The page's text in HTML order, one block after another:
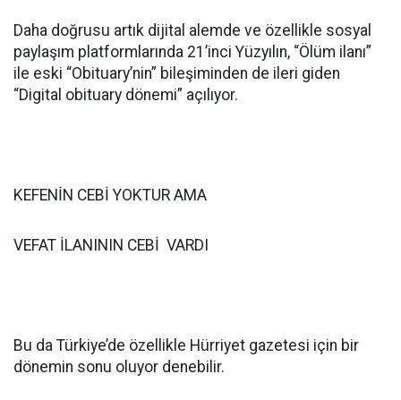
Daha doğrusu artık dijital alemde ve özellikle sosyal
paylaşım platformlarında 21’inci Yüzyılın, “Ölüm ilanı”
ile eski “Obituary’nin” bileşiminden de ileri giden
“Digital obituary dönemi” açılıyor.
KEFENİN CEBİ YOKTUR AMA
VEFAT İLANININ CEBİ VARDI
Bu da Türkiye’de özellikle Hürriyet gazetesi için bir
dönemin sonu oluyor denebilir.